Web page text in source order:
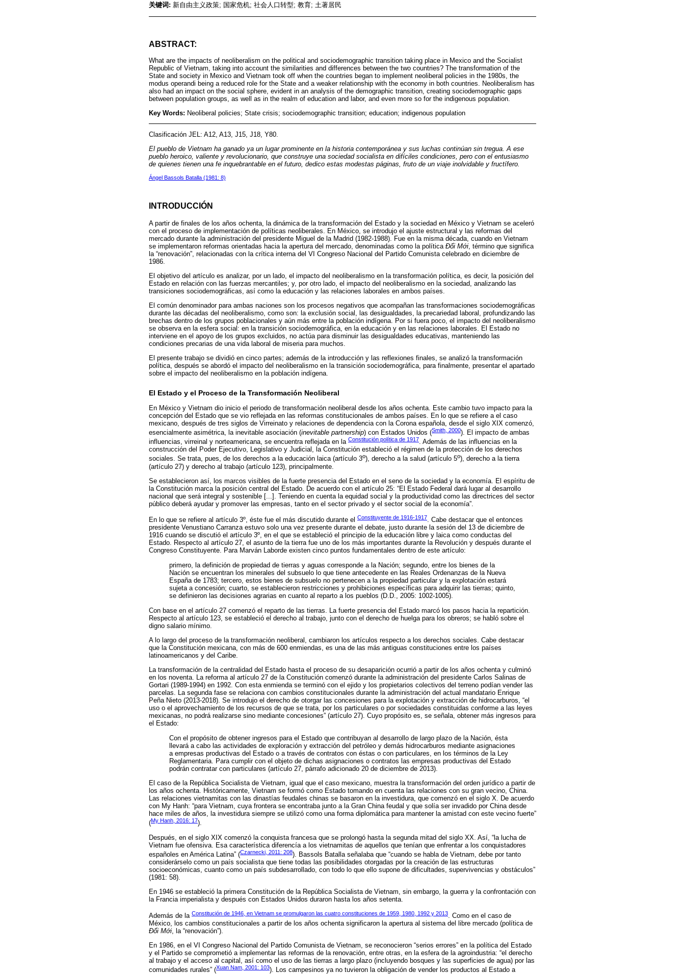
关键词: 新自由主义政策; 国家危机; 社会人口转型; 教育; 土著居民
ABSTRACT:
What are the impacts of neoliberalism on the political and sociodemographic transition taking place in Mexico and the Socialist
Republic of Vietnam, taking into account the similarities and differences between the two countries? The transformation of the
State and society in Mexico and Vietnam took off when the countries began to implement neoliberal policies in the 1980s, the
modus operandi being a reduced role for the State and a weaker relationship with the economy in both countries. Neoliberalism has
also had an impact on the social sphere, evident in an analysis of the demographic transition, creating sociodemographic gaps
between population groups, as well as in the realm of education and labor, and even more so for the indigenous population.
Key Words: Neoliberal policies; State crisis; sociodemographic transition; education; indigenous population
Clasificación JEL: A12, A13, J15, J18, Y80.
El pueblo de Vietnam ha ganado ya un lugar prominente en la historia contemporánea y sus luchas continúan sin tregua. A ese
pueblo heroico, valiente y revolucionario, que construye una sociedad socialista en difíciles condiciones, pero con el entusiasmo
de quienes tienen una fe inquebrantable en el futuro, dedico estas modestas páginas, fruto de un viaje inolvidable y fructífero.
Ángel Bassols Batalla (1981: 8)
INTRODUCCIÓN
A partir de finales de los años ochenta, la dinámica de la transformación del Estado y la sociedad en México y Vietnam se aceleró
con el proceso de implementación de políticas neoliberales. En México, se introdujo el ajuste estructural y las reformas del
mercado durante la administración del presidente Miguel de la Madrid (1982-1988). Fue en la misma década, cuando en Vietnam
se implementaron reformas orientadas hacia la apertura del mercado, denominadas como la política Đổi Mới , término que significa
la “renovación”, relacionadas con la crítica interna del VI Congreso Nacional del Partido Comunista celebrado en diciembre de
1986.
El objetivo del artículo es analizar, por un lado, el impacto del neoliberalismo en la transformación política, es decir, la posición del
Estado en relación con las fuerzas mercantiles; y, por otro lado, el impacto del neoliberalismo en la sociedad, analizando las
transiciones sociodemográficas, así como la educación y las relaciones laborales en ambos países.
El común denominador para ambas naciones son los procesos negativos que acompañan las transformaciones sociodemográficas
durante las décadas del neoliberalismo, como son: la exclusión social, las desigualdades, la precariedad laboral, profundizando las
brechas dentro de los grupos poblacionales y aún más entre la población indígena. Por si fuera poco, el impacto del neoliberalismo
se observa en la esfera social: en la transición sociodemográfica, en la educación y en las relaciones laborales. El Estado no
interviene en el apoyo de los grupos excluidos, no actúa para disminuir las desigualdades educativas, manteniendo las
condiciones precarias de una vida laboral de miseria para muchos.
El presente trabajo se dividió en cinco partes; además de la introducción y las reflexiones finales, se analizó la transformación
política, después se abordó el impacto del neoliberalismo en la transición sociodemográfica, para finalmente, presentar el apartado
sobre el impacto del neoliberalismo en la población indígena.
El Estado y el Proceso de la Transformación Neoliberal
En México y Vietnam dio inicio el periodo de transformación neoliberal desde los años ochenta. Este cambio tuvo impacto para la
concepción del Estado que se vio reflejada en las reformas constitucionales de ambos países. En lo que se refiere a el caso
mexicano, después de tres siglos de Virreinato y relaciones de dependencia con la Corona española, desde el siglo XIX comenzó,
esencialmente asimétrica, la inevitable asociación (inevitable partnership) con Estados Unidos (Smith, 2000). El impacto de ambas
influencias, virreinal y norteamericana, se encuentra reflejada en la Constitución política de 1917. Además de las influencias en la
construcción del Poder Ejecutivo, Legislativo y Judicial, la Constitución estableció el régimen de la protección de los derechos
sociales. Se trata, pues, de los derechos a la educación laica (artículo 3o), derecho a la salud (artículo 5o), derecho a la tierra
(artículo 27) y derecho al trabajo (artículo 123), principalmente.
Se establecieron así, los marcos visibles de la fuerte presencia del Estado en el seno de la sociedad y la economía. El espíritu de
la Constitución marca la posición central del Estado. De acuerdo con el artículo 25: “El Estado Federal dará lugar al desarrollo
nacional que será integral y sostenible [...]. Teniendo en cuenta la equidad social y la productividad como las directrices del sector
público deberá ayudar y promover las empresas, tanto en el sector privado y el sector social de la economía”.
En lo que se refiere al artículo 3º, éste fue el más discutido durante el Constituyente de 1916-1917. Cabe destacar que el entonces
presidente Venustiano Carranza estuvo solo una vez presente durante el debate, justo durante la sesión del 13 de diciembre de
1916 cuando se discutió el artículo 3º, en el que se estableció el principio de la educación libre y laica como conductas del
Estado. Respecto al artículo 27, el asunto de la tierra fue uno de los más importantes durante la Revolución y después durante el
Congreso Constituyente. Para Marván Laborde existen cinco puntos fundamentales dentro de este artículo:
primero, la definición de propiedad de tierras y aguas corresponde a la Nación; segundo, entre los bienes de la
Nación se encuentran los minerales del subsuelo lo que tiene antecedente en las Reales Ordenanzas de la Nueva
España de 1783; tercero, estos bienes de subsuelo no pertenecen a la propiedad particular y la explotación estará
sujeta a concesión; cuarto, se establecieron restricciones y prohibiciones específicas para adquirir las tierras; quinto,
se definieron las decisiones agrarias en cuanto al reparto a los pueblos (D.D., 2005: 1002-1005).
Con base en el artículo 27 comenzó el reparto de las tierras. La fuerte presencia del Estado marcó los pasos hacia la repartición.
Respecto al artículo 123, se estableció el derecho al trabajo, junto con el derecho de huelga para los obreros; se habló sobre el
digno salario mínimo.
A lo largo del proceso de la transformación neoliberal, cambiaron los artículos respecto a los derechos sociales. Cabe destacar
que la Constitución mexicana, con más de 600 enmiendas, es una de las más antiguas constituciones entre los países
latinoamericanos y del Caribe.
La transformación de la centralidad del Estado hasta el proceso de su desaparición ocurrió a partir de los años ochenta y culminó
en los noventa. La reforma al artículo 27 de la Constitución comenzó durante la administración del presidente Carlos Salinas de
Gortari (1989-1994) en 1992. Con esta enmienda se terminó con el ejido y los propietarios colectivos del terreno podían vender las
parcelas. La segunda fase se relaciona con cambios constitucionales durante la administración del actual mandatario Enrique
Peña Nieto (2013-2018). Se introdujo el derecho de otorgar las concesiones para la explotación y extracción de hidrocarburos, “el
uso o el aprovechamiento de los recursos de que se trata, por los particulares o por sociedades constituidas conforme a las leyes
mexicanas, no podrá realizarse sino mediante concesiones” (artículo 27). Cuyo propósito es, se señala, obtener más ingresos para
el Estado:
Con el propósito de obtener ingresos para el Estado que contribuyan al desarrollo de largo plazo de la Nación, ésta
llevará a cabo las actividades de exploración y extracción del petróleo y demás hidrocarburos mediante asignaciones
a empresas productivas del Estado o a través de contratos con éstas o con particulares, en los términos de la Ley
Reglamentaria. Para cumplir con el objeto de dichas asignaciones o contratos las empresas productivas del Estado
podrán contratar con particulares (artículo 27, párrafo adicionado 20 de diciembre de 2013).
El caso de la República Socialista de Vietnam, igual que el caso mexicano, muestra la transformación del orden jurídico a partir de
los años ochenta. Históricamente, Vietnam se formó como Estado tomando en cuenta las relaciones con su gran vecino, China.
Las relaciones vietnamitas con las dinastías feudales chinas se basaron en la investidura, que comenzó en el siglo X. De acuerdo
con My Hanh: “para Vietnam, cuya frontera se encontraba junto a la Gran China feudal y que solía ser invadido por China desde
hace miles de años, la investidura siempre se utilizó como una forma diplomática para mantener la amistad con este vecino fuerte”
(My Hanh, 2016: 17).
Después, en el siglo XIX comenzó la conquista francesa que se prolongó hasta la segunda mitad del siglo XX. Así, “la lucha de
Vietnam fue ofensiva. Esa característica diferencía a los vietnamitas de aquellos que tenían que enfrentar a los conquistadores
españoles en América Latina” (Czarnecki, 2011: 208). Bassols Batalla señalaba que “cuando se habla de Vietnam, debe por tanto
considerárselo como un país socialista que tiene todas las posibilidades otorgadas por la creación de las estructuras
socioeconómicas, cuanto como un país subdesarrollado, con todo lo que ello supone de dificultades, supervivencias y obstáculos”
(1981: 58).
En 1946 se estableció la primera Constitución de la República Socialista de Vietnam, sin embargo, la guerra y la confrontación con
la Francia imperialista y después con Estados Unidos duraron hasta los años setenta.
Además de la Constitución de 1946, en Vietnam se promulgaron las cuatro constituciones de 1959, 1980, 1992 y 2013
. Como en el caso de
México, los cambios constitucionales a partir de los años ochenta significaron la apertura al sistema del libre mercado (política de
Đổi Mới , la “renovación”).
En 1986, en el VI Congreso Nacional del Partido Comunista de Vietnam, se reconocieron “serios errores” en la política del Estado
y el Partido se comprometió a implementar las reformas de la renovación, entre otras, en la esfera de la agroindustria: “el derecho
al trabajo y el acceso al capital, así como el uso de las tierras a largo plazo (incluyendo bosques y las superficies de agua) por las
comunidades rurales” (Xuan Nam, 2001: 103). Los campesinos ya no tuvieron la obligación de vender los productos al Estado a